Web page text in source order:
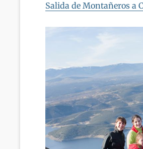
Salida de Montañeros a